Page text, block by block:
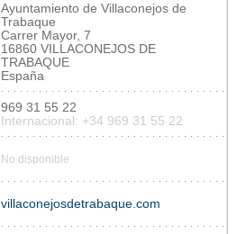
Ayuntamiento de Villaconejos de
Trabaque
Carrer Mayor, 7
16860 VILLACONEJOS DE
TRABAQUE
España
969 31 55 22
Internacional: +34 969 31 55 22
No disponible
villaconejosdetrabaque.com